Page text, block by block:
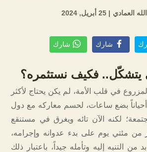
العمادي | 25 أبريل, 2024
شارك شارك
فكيف نستثمره؟
في قلب الأمة، لم يكن يحتاج لأكثر
أحياناً بضع ساعات، لحسم معاركه مع دول
لكنه الآن تائه ويغرق في مستنقع
مئتي يوم على بدء عدوانه وإجرامه،
التنبه إليه وتأمله جيداً، باعتبار ذلك